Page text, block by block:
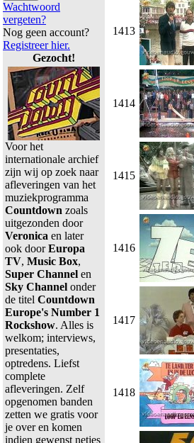
Wachtwoord
vergeten?
Nog geen account?
Registreer hier.
Gezocht!
Voor het
internationale archief
zijn wij op zoek naar
afleveringen van het
muziekprogramma
Countdown zoals
uitgezonden door
Veronica en later
ook doorEuropa
TV, Music Box,
Super Channel en
Sky Channel onder
de titel Countdown
Europe's Number 1
Rockshow. Alles is
welkom; interviews,
presentaties,
optredens. Liefst
complete
afleveringen. Zelf
opgenomen banden
zetten we gratis voor
je over en komen
indien gewenst netjes
1413
1414
1415
1416
1417
1418